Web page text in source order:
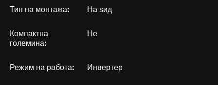
Тип на монтажа: На ѕид
Компактна
големина:
Не
Режим на работа: Инвертер